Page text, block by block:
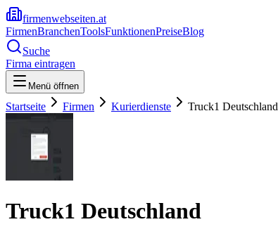
firmenwebseiten.at
FirmenBranchenToolsFunktionenPreiseBlog
Suche
Firma eintragen
Menü öffnen
Startseite Firmen Kurierdienste Truck1 Deutschland
Truck1 Deutschland